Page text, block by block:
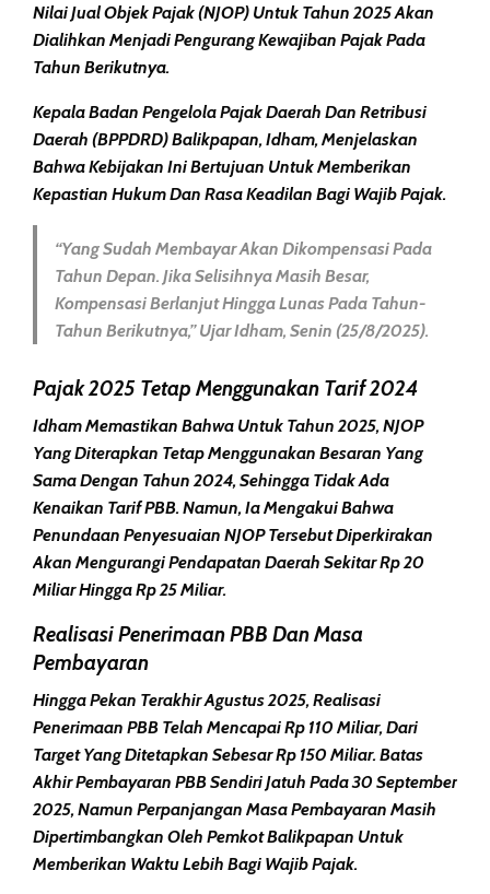
Nilai Jual Objek Pajak (NJOP) Untuk Tahun 2025 Akan
Dialihkan Menjadi Pengurang Kewajiban Pajak Pada
Tahun Berikutnya.
Kepala Badan Pengelola Pajak Daerah Dan Retribusi
Daerah (BPPDRD)Balikpapan,Idham, Menjelaskan
Bahwa Kebijakan Ini Bertujuan Untuk Memberikan
Kepastian HukumDan Rasa Keadilan Bagi Wajib Pajak.
“Yang Sudah Membayar Akan Dikompensasi Pada
Tahun Depan. Jika Selisihnya Masih Besar,
Kompensasi Berlanjut Hingga Lunas Pada Tahun-
Tahun Berikutnya,” Ujar Idham, Senin (25/8/2025).
Pajak 2025 Tetap Menggunakan Tarif 2024
Idham Memastikan Bahwa Untuk Tahun 2025,NJOP
Yang Diterapkan Tetap Menggunakan Besaran Yang
Sama Dengan Tahun 2024, Sehingga Tidak Ada
Kenaikan Tarif PBB. Namun, Ia Mengakui Bahwa
Penundaan Penyesuaian NJOPTersebut Diperkirakan
Akan MengurangiPendapatan Daerah SekitarRp 20
Miliar Hingga Rp 25 Miliar.
Realisasi Penerimaan PBB Dan Masa
Pembayaran
Hingga Pekan Terakhir Agustus 2025,Realisasi
Penerimaan PBB Telah MencapaiRp 110 Miliar, Dari
Target Yang Ditetapkan SebesarRp 150 Miliar.Batas
Akhir Pembayaran PBB Sendiri Jatuh Pada30 September
2025, Namun Perpanjangan Masa Pembayaran Masih
Dipertimbangkan Oleh Pemkot Balikpapan Untuk
Memberikan Waktu Lebih Bagi Wajib Pajak.